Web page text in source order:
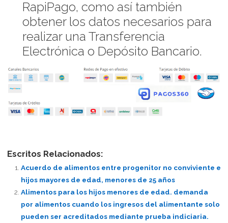
RapiPago, como así también
obtener los datos necesarios para
realizar una Transferencia
Electrónica o Depósito Bancario.
Escritos Relacionados:
Acuerdo de alimentos entre progenitor no conviviente e
hijos mayores de edad, menores de 25 años
Alimentos para los hijos menores de edad. demanda
por alimentos cuando los ingresos del alimentante solo
pueden ser acreditados mediante prueba indiciaria.